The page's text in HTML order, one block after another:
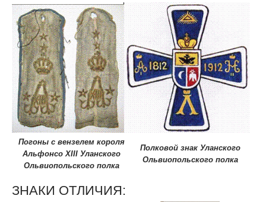
Погоны с вензелем короля
Альфонсо XIII Уланского
Ольвиопольского полка
Полковой знак Уланского
Ольвиопольского полка
ЗНАКИ ОТЛИЧИЯ: